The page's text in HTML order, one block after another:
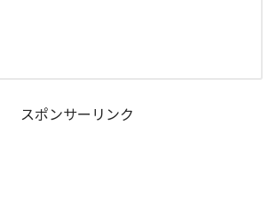
スポンサーリンク